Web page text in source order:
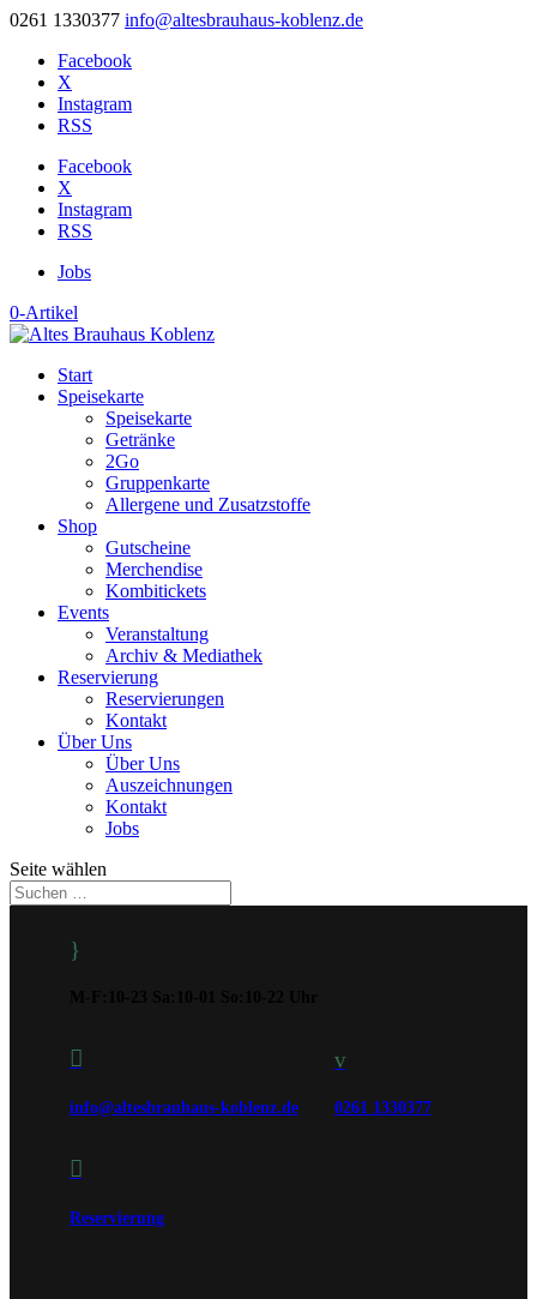
0261 1330377 info@altesbrauhaus-koblenz.de
Facebook
X
Instagram
RSS
Facebook
X
Instagram
RSS
Jobs
0-Artikel
Start
Speisekarte
Speisekarte
Getränke
2Go
Gruppenkarte
Allergene und Zusatzstoffe
Shop
Gutscheine
Merchendise
Kombitickets
Events
Veranstaltung
Archiv & Mediathek
Reservierung
Reservierungen
Kontakt
Über Uns
Über Uns
Auszeichnungen
Kontakt
Jobs
Seite wählen
}

info@altesbrauhaus-koblenz.de
v
0261 1330377

Reservierung